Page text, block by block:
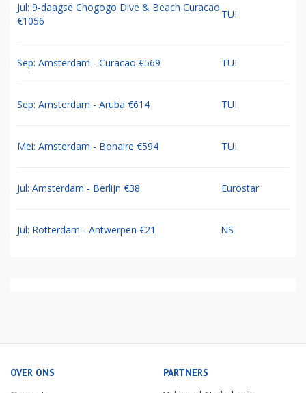
Jul: 9-daagse Chogogo Dive & Beach Curacao
€1056
TUI
Sep: Amsterdam - Curacao €569 TUI
Sep: Amsterdam - Aruba €614 TUI
Mei: Amsterdam - Bonaire €594 TUI
Jul: Amsterdam - Berlijn €38 Eurostar
Jul: Rotterdam - Antwerpen €21 NS
OVER ONS PARTNERS